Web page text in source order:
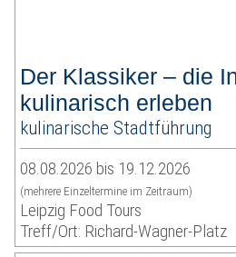
Der Klassiker – die
kulinarisch erleben
kulinarische Stadtführung
08.08.2026 bis 19.12.2026
(mehrere Einzeltermine im Zeitraum)
Leipzig Food Tours
Treff/Ort: Richard-Wagner-Platz